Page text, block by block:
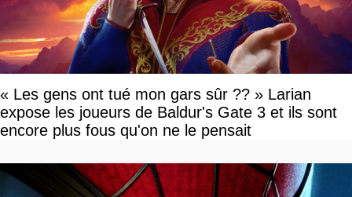
« Les gens ont tué mon gars sûr ?? » Larian
expose les joueurs de Baldur's Gate 3 et ils sont
encore plus fous qu'on ne le pensait